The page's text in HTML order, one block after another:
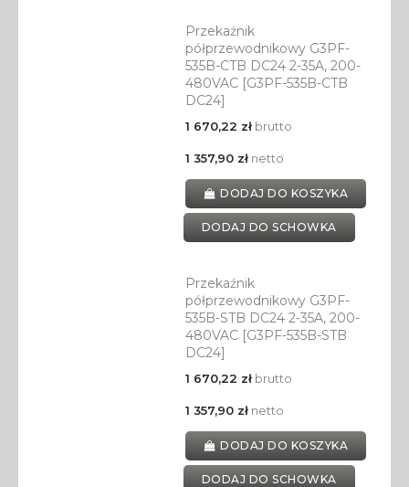
Przekaźnik
półprzewodnikowy G3PF-
535B-CTB DC24 2-35A, 200-
480VAC [G3PF-535B-CTB
DC24]
1 670,22 złbrutto
1 357,90 złnetto
DODAJ DO KOSZYKA
DODAJ DO SCHOWKA
Przekaźnik
półprzewodnikowy G3PF-
535B-STB DC24 2-35A, 200-
480VAC [G3PF-535B-STB
DC24]
1 670,22 złbrutto
1 357,90 złnetto
DODAJ DO KOSZYKA
DODAJ DO SCHOWKA